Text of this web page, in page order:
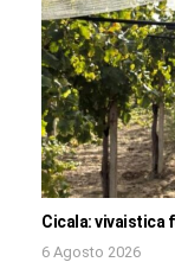
Cicala: vivaistica
6 Agosto 2026